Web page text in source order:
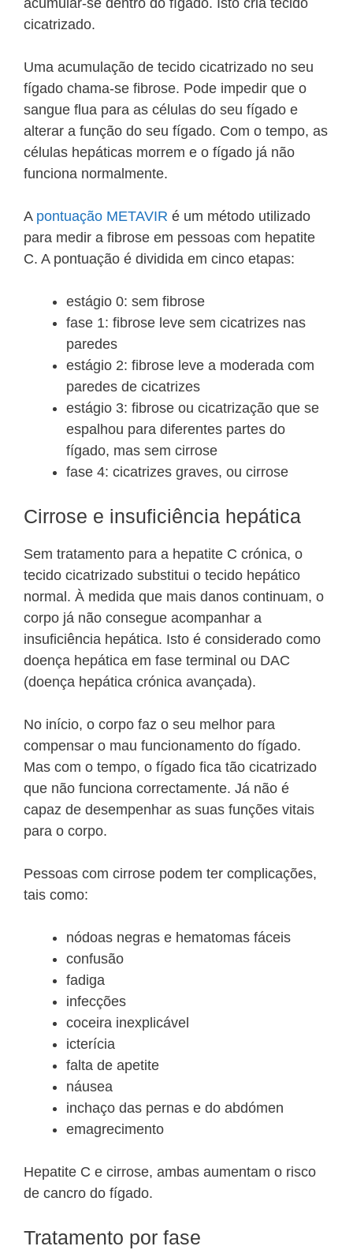
acumular-se dentro do fígado. Isto cria tecido
cicatrizado.
Uma acumulação de tecido cicatrizado no seu
fígado chama-se fibrose. Pode impedir que o
sangue flua para as células do seu fígado e
alterar a função do seu fígado. Com o tempo, as
células hepáticas morrem e o fígado já não
funciona normalmente.
A pontuação METAVIR é um método utilizado
para medir a fibrose em pessoas com hepatite
C. A pontuação é dividida em cinco etapas:
estágio 0: sem fibrose
fase 1: fibrose leve sem cicatrizes nas
paredes
estágio 2: fibrose leve a moderada com
paredes de cicatrizes
estágio 3: fibrose ou cicatrização que se
espalhou para diferentes partes do
fígado, mas sem cirrose
fase 4: cicatrizes graves, ou cirrose
Cirrose e insuficiência hepática
Sem tratamento para a hepatite C crónica, o
tecido cicatrizado substitui o tecido hepático
normal. À medida que mais danos continuam, o
corpo já não consegue acompanhar a
insuficiência hepática. Isto é considerado como
doença hepática em fase terminal ou DAC
(doença hepática crónica avançada).
No início, o corpo faz o seu melhor para
compensar o mau funcionamento do fígado.
Mas com o tempo, o fígado fica tão cicatrizado
que não funciona correctamente. Já não é
capaz de desempenhar as suas funções vitais
para o corpo.
Pessoas com cirrose podem ter complicações,
tais como:
nódoas negras e hematomas fáceis
confusão
fadiga
infecções
coceira inexplicável
icterícia
falta de apetite
náusea
inchaço das pernas e do abdómen
emagrecimento
Hepatite C e cirrose, ambas aumentam o risco
de cancro do fígado.
Tratamento por fase